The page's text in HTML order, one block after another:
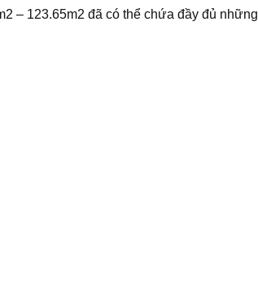
– 123.65m2 đã có thể chứa đầy đủ